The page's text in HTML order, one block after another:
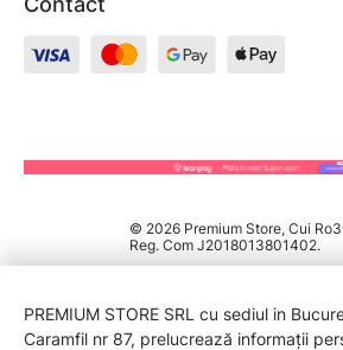
© 2026 Premium Store, Cui
Reg. Com J2018013801402.
PREMIUM STORE SRL cu sediul in
Caramfil nr 87, prelucrează informații